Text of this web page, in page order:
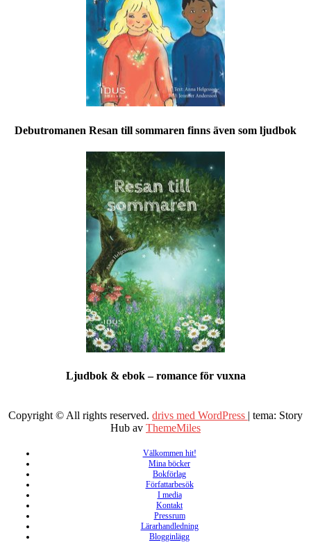
Debutromanen Resan till sommaren finns även som ljudbok
Ljudbok & ebok – romance för vuxna
Copyright © All rights reserved. drivs med WordPress | tema: Story
Hub av ThemeMiles
Välkommen hit!
Mina böcker
Bokförlag
Författarbesök
I media
Kontakt
Pressrum
Lärarhandledning
Blogginlägg